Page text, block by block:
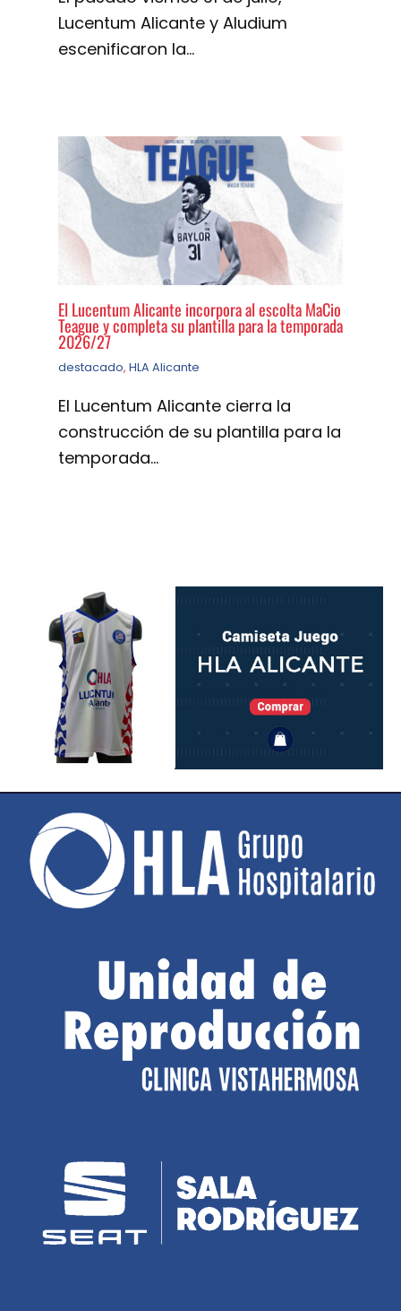
Lucentum Alicante y Aludium
escenificaron la…
El Lucentum Alicante incorpora al escolta MaCio
Teague y completa su plantilla para la temporada
2026/27
destacado, HLA Alicante
El Lucentum Alicante cierra la
construcción de su plantilla para la
temporada…